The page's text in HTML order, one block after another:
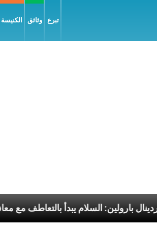
وثائق تبرع
الكاردينال بارولين: السلام يبدأ